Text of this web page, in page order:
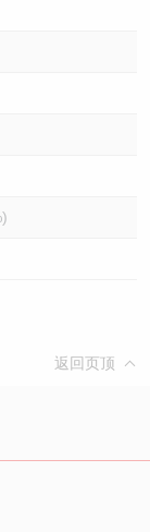
返回页顶